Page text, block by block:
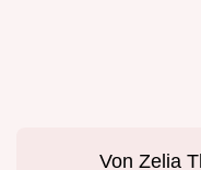
Von Zelia